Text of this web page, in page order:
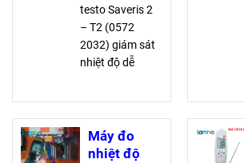
testo Saveris 2
– T2 (0572
2032) giám sát
nhiệt độ dễ
dữ liệu qua điện
thoại, cảnh báo
qua email/SMS,
Máy đo
nhiệt độ